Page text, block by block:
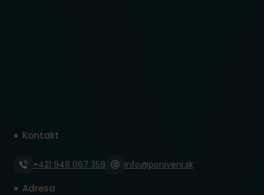
Kontakt
+421 948 067 358 info@poniveni.sk
Adresa